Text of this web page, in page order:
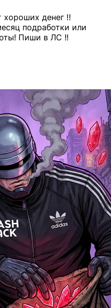
денег ‼️
подработки или
Пиши в ЛС !!